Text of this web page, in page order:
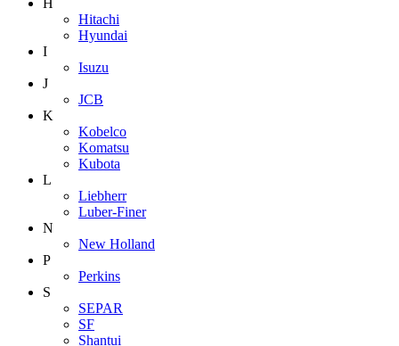
H
Hitachi
Hyundai
I
Isuzu
J
JCB
K
Kobelco
Komatsu
Kubota
L
Liebherr
Luber-Finer
N
New Holland
P
Perkins
S
SEPAR
SF
Shantui